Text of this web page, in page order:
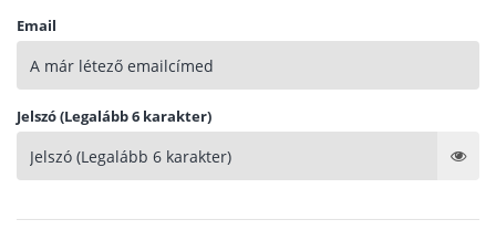
Email
Jelszó (Legalább 6 karakter)